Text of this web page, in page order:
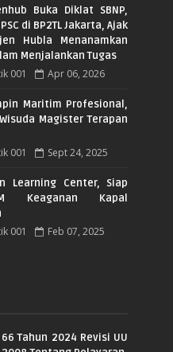
Buka Diklat SBNP,
di BP2TL Jakarta, Ajak
Hubla Menanamkan
Menjalankan Tugas
001 Apr 06, 2026
Maritim Profesional,
Magister Terapan
001 Sept 24, 2025
Learning Center, Siap
Keaganan Kapal
001 Feb 07, 2025
Tahun 2024 Revisi UU